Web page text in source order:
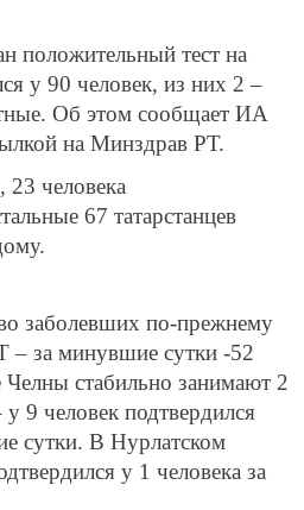
положительный тест на
у 90 человек, из них 2 –
Об этом сообщает ИА
на Минздрав РТ.
человека
67 татарстанцев
заболевших по-прежнему
– за минувшие сутки -52
стабильно занимают 2
у 9 человек подтвердился
сутки. В Нурлатском
у 1 человека за